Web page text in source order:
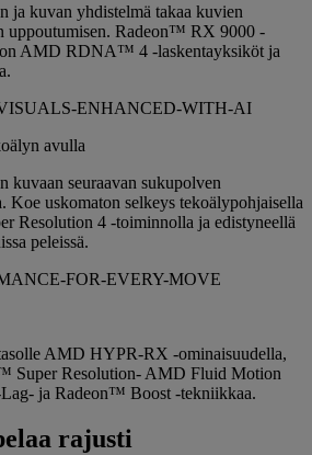
ja kuvan yhdistelmä takaa kuvien
uppoutumisen. Radeon™ RX 9000 -
on AMD RDNA™ 4 -laskentayksiköt ja
avulla
kuvaan seuraavan sukupolven
Koe uskomaton selkeys tekoälypohjaisella
4 -toiminnolla ja edistyneellä
peleissä.
AMD HYPR-RX -ominaisuudella,
Super Resolution- AMD Fluid Motion
ja Radeon™ Boost -tekniikkaa.
rajusti